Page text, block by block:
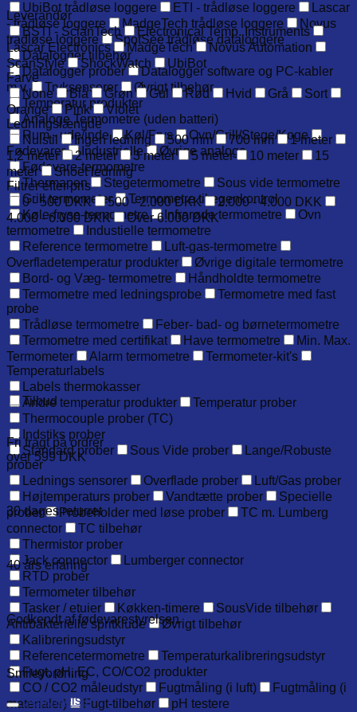
UbiBot trådløse loggere
ETI - trådløse loggere
Lascar
- trådløse loggere
MadgeTech trådløse loggere
Novus
trådløse loggere
SpotSee trådløse dataloggere
Datalogger tilbehør
Datalogger prober
Datalogger software og PC-kabler
m.v.
Tryksensorer
Øvrigt tilbehør
Temperatur produkter
Analoge Termometre (uden batteri)
Rum - ude/inde
Køl/Frys
Ovn/Grill/Stege/Koge
Fødevarer
Industrielle
Øvrige analoge
Fødevare-termometre
Thermapen
Stegetermometre
Sous vide termometre
Grill termometer
Termometre til egenkontrol
Køle-fryse-termometre
Infrarøde termometre
Ovn
termometre
Industielle termometre
Reference termometre
Luft-gas-termometre
Overfladetemperatur produkter
Øvrige digitale termometre
Bord- og Væg- termometre
Håndholdte termometre
Termometre med ledningsprobe
Termometre med fast
probe
Trådløse termometre
Feber- bad- og børnetermometre
Termometre med certifikat
Have termometre
Min. Max.
Termometer
Alarm termometre
Termometer-kit's
Temperaturlabels
Labels thermokasser
Andre temperatur produkter
Temperatur prober
Thermocouple prober (TC)
Indstiks prober
Standard prober
Sous Vide prober
Lange/Robuste
prober
Lednings sensorer
Overflade prober
Luft/Gas prober
Højtemperaturs prober
Vandtætte prober
Specielle
prober
Probeholder med løse prober
TC m. Lumberg
connector
TC tilbehør
Thermistor prober
Jack connector
Lumberger connector
RTD prober
Termometer tilbehør
Tasker / etuier
Køkken-timere
SousVide tilbehør
Antibakterielle spritklude
Øvrigt tilbehør
Kalibreringsudstyr
Referencetermometre
Temperaturkalibreringsudstyr
Fugt, pH, EC, CO/CO2 produkter
CO / CO2 måleudstyr
Fugtmåling (i luft)
Fugtmåling (i
materialer)
Fugt-tilbehør
pH testere
Leverandør
BSTI - ScianTech
Electronical Temp. Instruments
Lascar Electronics
MadgeTech
Novus Automation
ScanStyle
ShockWatch
UbiBot
Farve
None
Blå Grøn Gul Rød Hvid Grå
Sort
Orange
Pink
Violet
Ledningslængde
Nulstil
Ingen ledning 500 mm 700 mm
1 meter
1,2 meter
2 meter 3 meter 5 meter 10 meter
15
meter
Snoet ledning
Filtrer efter pris
0 - 500 DKK
500 - 2.000 DKK
2.000 - 4.000 DKK
4.000 - 6.000 DKK
Over 6.000 DKK
Tilbud
Fri fragt på ordrer
over 599 DKK
30 dages returret
40 års erfaring
Godkendt af fødevarestyrelsen
Smileyordning
Beskrivelse